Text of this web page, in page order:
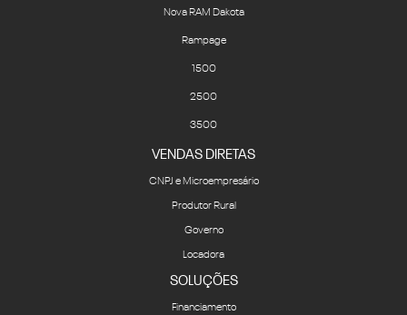
Nova RAM Dakota
Rampage
1500
2500
3500
VENDAS DIRETAS
CNPJ e Microempresário
Produtor Rural
Governo
Locadora
SOLUÇÕES
Financiamento